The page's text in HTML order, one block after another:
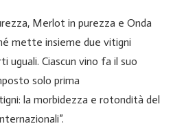
Merlot in purezza e Onda
mette insieme due vitigni
uguali. Ciascun vino fa il suo
solo prima
la morbidezza e rotondità del